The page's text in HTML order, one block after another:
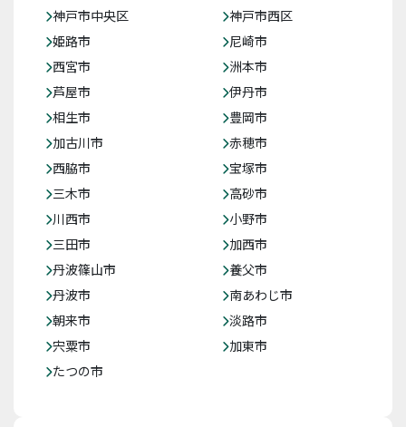
神戸市中央区
神戸市西区
姫路市
尼崎市
西宮市
洲本市
芦屋市
伊丹市
相生市
豊岡市
加古川市
赤穂市
西脇市
宝塚市
三木市
高砂市
川西市
小野市
三田市
加西市
丹波篠山市
養父市
丹波市
南あわじ市
朝来市
淡路市
宍粟市
加東市
たつの市